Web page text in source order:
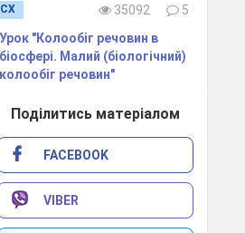
35092
5
Урок "Колообіг речовин в
біосфері. Малий (біологічний)
колообіг речовин"
Поділитись матеріалом
FACEBOOK
VIBER